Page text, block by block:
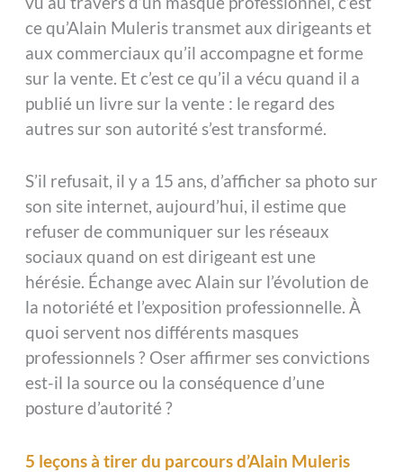
ce qu’Alain Muleris transmet aux dirigeants et
aux commerciaux qu’il accompagne et forme
sur la vente. Et c’est ce qu’il a vécu quand il a
publié un livre sur la vente : le regard des
autres sur son autorité s’est transformé.
S’il refusait, il y a 15 ans, d’afficher sa photo sur
son site internet, aujourd’hui, il estime que
refuser de communiquer sur les réseaux
sociaux quand on est dirigeant est une
hérésie. Échange avec Alain sur l’évolution de
la notoriété et l’exposition professionnelle. À
quoi servent nos différents masques
professionnels ? Oser affirmer ses convictions
est-il la source ou la conséquence d’une
posture d’autorité ?
5 leçons à tirer du parcours d’Alain Muleris